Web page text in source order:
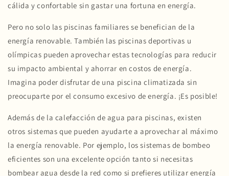
cálida y confortable sin gastar una fortuna en energía.
Pero no solo las piscinas familiares se benefician de la
energía renovable. También las piscinas deportivas u
olímpicas pueden aprovechar estas tecnologías para reducir
su impacto ambiental y ahorrar en costos de energía.
Imagina poder disfrutar de una piscina climatizada sin
preocuparte por el consumo excesivo de energía. ¡Es posible!
Además de la calefacción de agua para piscinas, existen
otros sistemas que pueden ayudarte a aprovechar al máximo
la energía renovable. Por ejemplo, los sistemas de bombeo
eficientes son una excelente opción tanto si necesitas
bombear agua desde la red como si prefieres utilizar energía